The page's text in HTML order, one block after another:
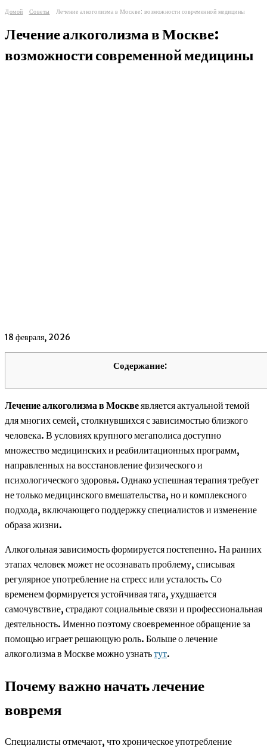
Домой Советы Лечение алкоголизма в Москве: возможности современной медицины
Лечение алкоголизма в Москве:
возможности современной медицины
18 февраля, 2026
Содержание:
Лечение алкоголизма в Москвеявляется актуальной темой
для многих семей, столкнувшихся с зависимостью близкого
человека. В условиях крупного мегаполиса доступно
множество медицинских и реабилитационных программ,
направленных на восстановление физического и
психологического здоровья. Однако успешная терапия требует
не только медицинского вмешательства, но и комплексного
подхода, включающего поддержку специалистов и изменение
образа жизни.
Алкогольная зависимость формируется постепенно. На ранних
этапах человек может не осознавать проблему, списывая
регулярное употребление на стресс или усталость. Со
временем формируется устойчивая тяга, ухудшается
самочувствие, страдают социальные связи и профессиональная
деятельность. Именно поэтому своевременное обращение за
помощью играет решающую роль. Больше о лечение
алкоголизма в Москве можно узнатьтут.
Почему важно начать лечение
вовремя
Специалисты отмечают, что хроническое употребление